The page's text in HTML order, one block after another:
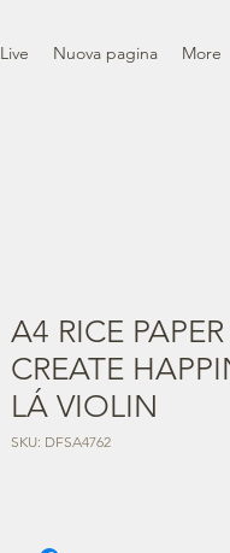
Live Nuova pagina More
A4 RICE
CREATE
LÁ VIOLIN
SKU: DFSA4762